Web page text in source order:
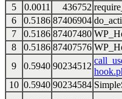
5
0.0011 436752
6
0.5186 87406904
7
0.5186 87407480
8
0.5186 87407576
9
0.5940 90234512
10 0.5940 90234584